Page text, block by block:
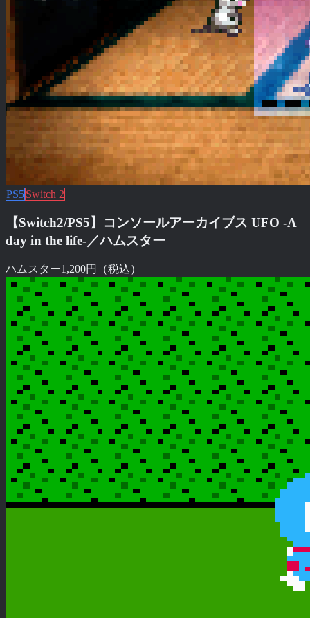
PS5Switch 2
【Switch2/PS5】コンソールアーカイブス UFO -A
day in the life-／ハムスター
ハムスター1,200円（税込）